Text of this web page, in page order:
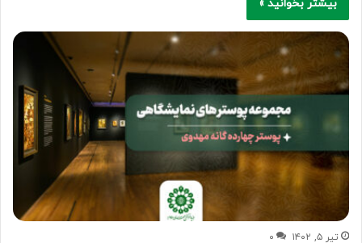
بیشتر بخوانید »
تیر ۵, ۱۴۰۲ ۰